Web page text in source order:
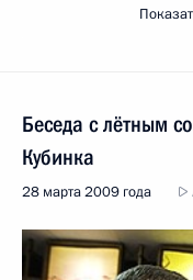
Беседа с лётным
Кубинка
28 марта 2009 года